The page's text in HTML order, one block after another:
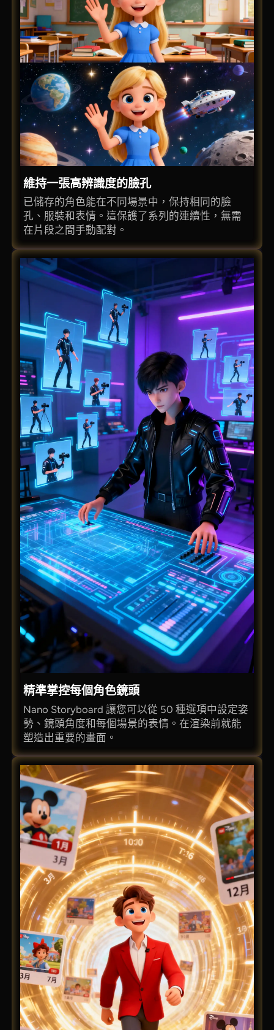
維持一張高辨識度的臉孔
已儲存的角色能在不同場景中，保持相同的臉
孔、服裝和表情。這保護了系列的連續性，無需
在片段之間手動配對。
精準掌控每個角色鏡頭
Nano Storyboard 讓您可以從 50 種選項中設定姿
勢、鏡頭角度和每個場景的表情。在渲染前就能
塑造出重要的畫面。